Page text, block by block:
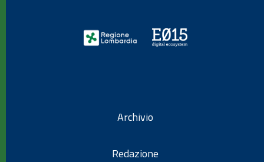
Archivio
Redazione